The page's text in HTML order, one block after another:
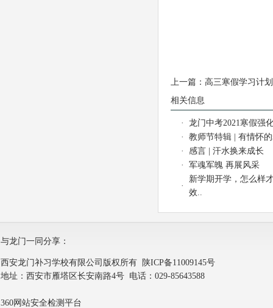
上一篇： 高三寒假学习计
相关信息
·
龙门中考2021寒假强
·
教师节特辑 | 有情怀
·
感言 | 汗水换来成长
·
军魂军魄 再展风采
·
新学期开学，怎么样
效..
与龙门一同分享：
西安龙门补习学校有限公司版权所有
陕ICP备11009145号
地址：西安市雁塔区长安南路4号 电话：029-85643588
360网站安全检测平台